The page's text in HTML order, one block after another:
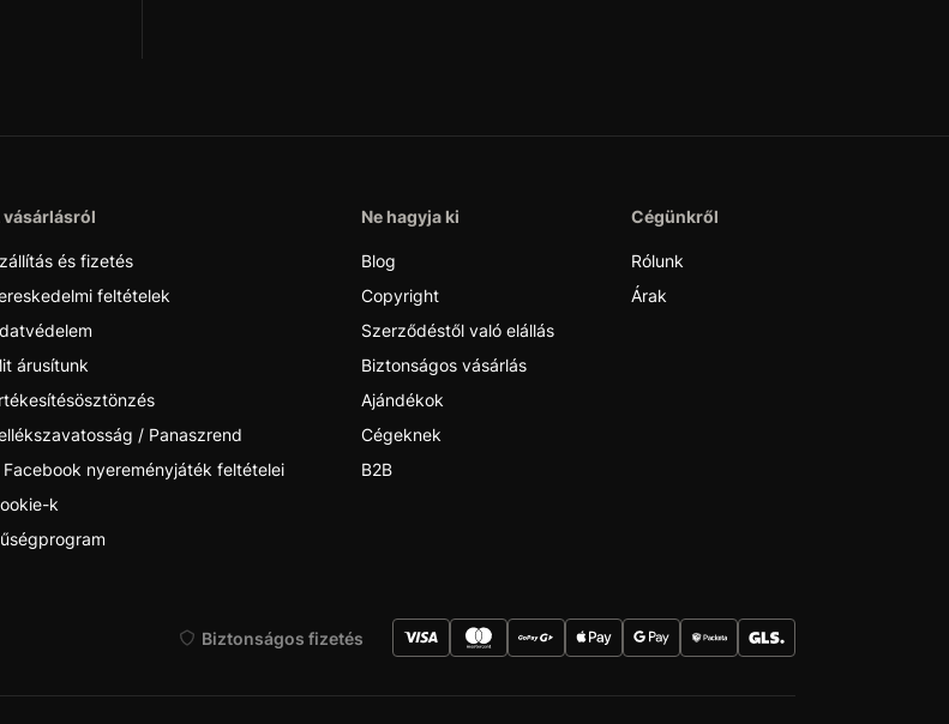
vásárlásról
és fizetés
feltételek
árusítunk
/ Panaszrend
Facebook nyereményjáték feltételei
k
Ne hagyja ki
Blog
Copyright
Szerződéstől való elállás
Biztonságos vásárlás
Ajándékok
Cégeknek
B2B
Cégünkről
Rólunk
Árak
Biztonságos fizetés